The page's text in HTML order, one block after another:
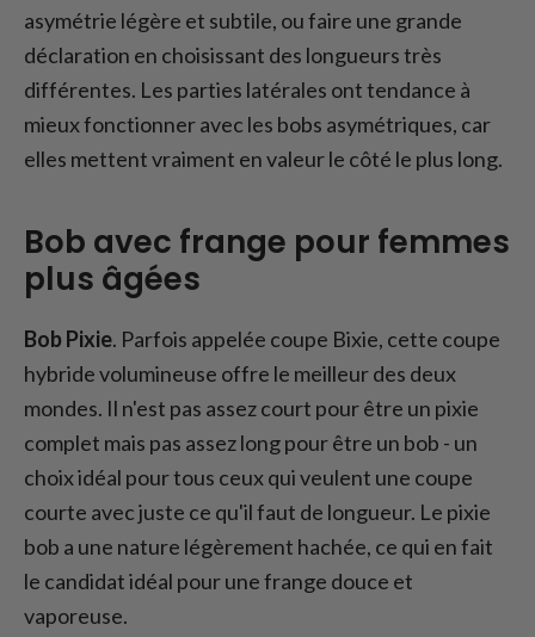
asymétrie légère et subtile, ou faire une grande
déclaration en choisissant des longueurs très
différentes. Les parties latérales ont tendance à
mieux fonctionner avec les bobs asymétriques, car
elles mettent vraiment en valeur le côté le plus long.
Bob avec frange pour femmes
plus âgées
Bob Pixie. Parfois appelée coupe Bixie, cette coupe
hybride volumineuse offre le meilleur des deux
mondes. Il n'est pas assez court pour être un pixie
complet mais pas assez long pour être un bob - un
choix idéal pour tous ceux qui veulent une coupe
courte avec juste ce qu'il faut de longueur. Le pixie
bob a une nature légèrement hachée, ce qui en fait
le candidat idéal pour une frange douce et
vaporeuse.